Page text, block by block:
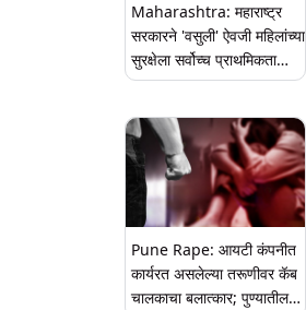
Maharashtra: महाराष्ट्र
सरकारने 'वसुली' ऐवजी महिलांच्या
सुरक्षेला सर्वोच्च प्राथमिकता
द्यावी, राज्यातील बलात्काराच्या
Pune Rape: आयटी कंपनीत
कार्यरत असलेल्या तरूणीवर कॅब
चालकाचा बलात्कार; पुण्यातील